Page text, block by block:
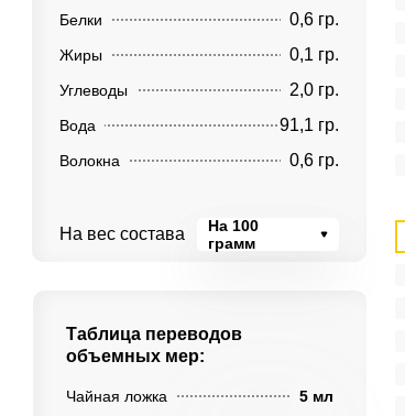
Белки 0,6 гр.
Жиры 0,1 гр.
Углеводы 2,0 гр.
Вода 91,1 гр.
Волокна 0,6 гр.
На вес состава
На 100
грамм
Таблица переводов
объемных мер:
Чайная ложка
5 мл